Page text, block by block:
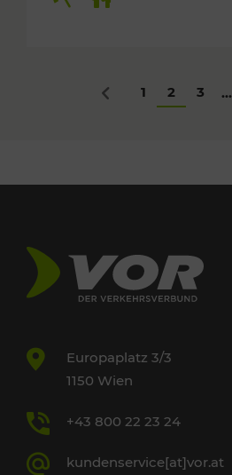
Zurück
1 2 3 ...
Europaplatz 3/3
1150 Wien
+43 800 22 23 24
kundenservice[at]vor.at